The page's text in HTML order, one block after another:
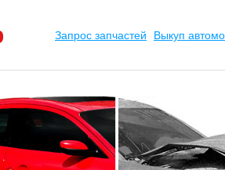
Запрос запчастей Выкуп